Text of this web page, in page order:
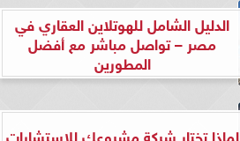
الدليل الشامل للهوتلاين العقاري في
مصر – تواصل مباشر مع أفضل
المطورين